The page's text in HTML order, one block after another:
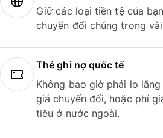
Giữ các loại tiền tệ của
chuyển đổi chúng trong
Thẻ ghi nợ quốc tế
Không bao giờ phải lo
giá chuyển đổi, hoặc phí
tiêu ở nước ngoài.